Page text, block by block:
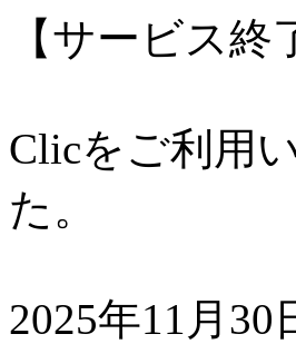
【サービス
Clicをご利用
た。
2025年11月